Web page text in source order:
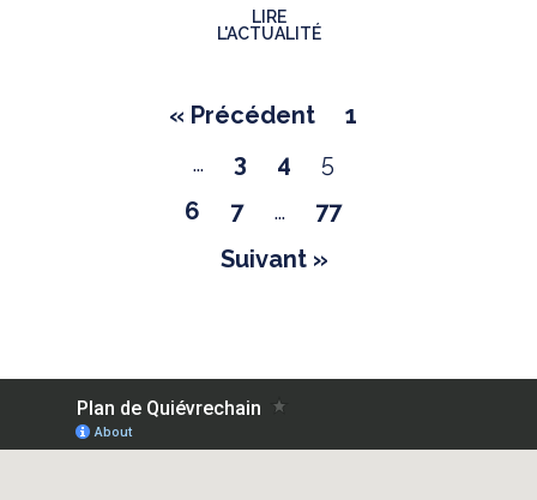
LIRE
L'ACTUALITÉ
« Précédent
1
…
3 4
5
6
7 …
77
Suivant »